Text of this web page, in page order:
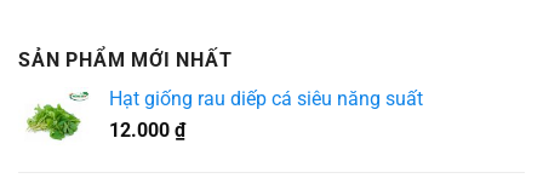
SẢN PHẨM MỚI NHẤT
Hạt giống rau diếp cá siêu năng suất
12.000 ₫